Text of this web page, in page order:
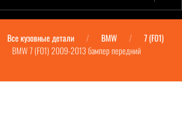
Все кузовные детали BMW
7 (F01)
BMW 7 (F01) 2009-2013 бампер передний